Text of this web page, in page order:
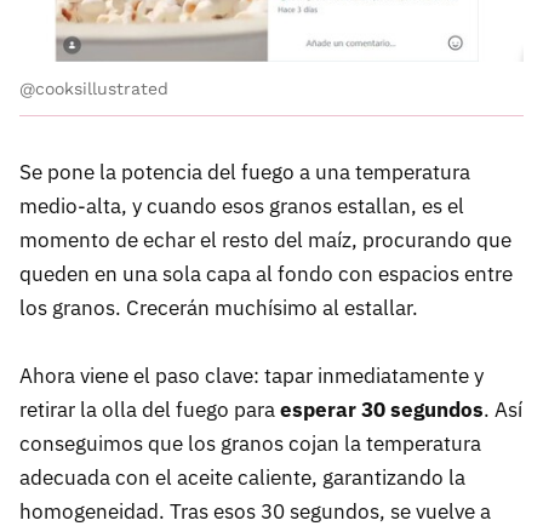
@cooksillustrated
Se pone la potencia del fuego a una temperatura
medio-alta, y cuando esos granos estallan, es el
momento de echar el resto del maíz, procurando que
queden en una sola capa al fondo con espacios entre
los granos. Crecerán muchísimo al estallar.
Ahora viene el paso clave: tapar inmediatamente y
retirar la olla del fuego paraesperar 30 segundos. Así
conseguimos que los granos cojan la temperatura
adecuada con el aceite caliente, garantizando la
homogeneidad. Tras esos 30 segundos, se vuelve a